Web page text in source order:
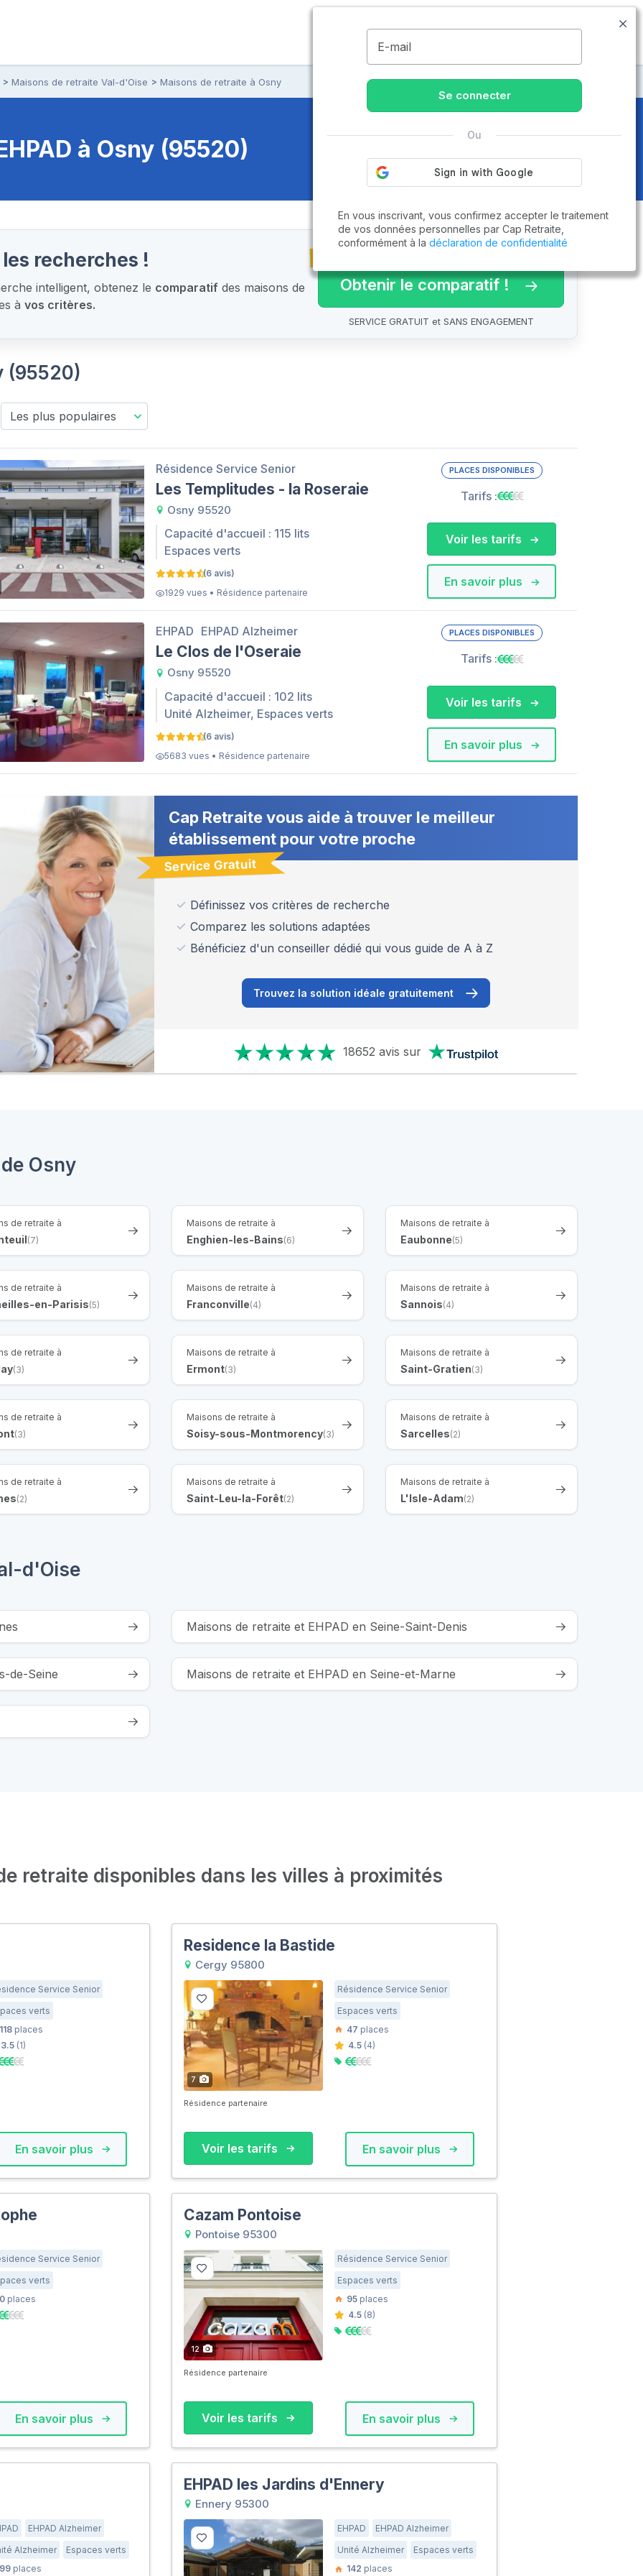
01.86.65.51.00
Maisons de retraite Val-d'Oise Maisons de retraite à Osny
à Osny (95520)
recherches !
intelligent, obtenez le comparatif des maisons de
àvos critères.
Obtenir le comparatif !
SERVICE GRATUIT et SANS ENGAGEMENT
(95520)
Résidence Service Senior
Les Templitudes - la Roseraie
Osny 95520
Capacité d'accueil : 115 lits
Espaces verts
(6 avis)
1929 vues • Résidence partenaire
PLACES DISPONIBLES
Tarifs :
En savoir plus
Voir les tarifs
EHPAD EHPAD Alzheimer
Le Clos de l'Oseraie
Osny 95520
Capacité d'accueil : 102 lits
Unité Alzheimer, Espaces verts
(6 avis)
5683 vues • Résidence partenaire
PLACES DISPONIBLES
Tarifs :
En savoir plus
Voir les tarifs
Cap Retraite vous aide à trouver le meilleur
établissement pour votre proche
Service Gratuit
Définissez vos critères de recherche
Comparez les solutions adaptées
Bénéficiez d'un conseiller dédié qui vous guide de A à Z
Trouvez la solution idéale gratuitement
18652 avis sur
Osny
de retraite à
(7)
Maisons de retraite à
Enghien-les-Bains(6)
Maisons de retraite à
Eaubonne(5)
de retraite à
en-Parisis(5)
Maisons de retraite à
Franconville(4)
Maisons de retraite à
Sannois(4)
de retraite à
(3)
Maisons de retraite à
Ermont(3)
Maisons de retraite à
Saint-Gratien(3)
de retraite à
(3)
Maisons de retraite à
Soisy-sous-Montmorency(3)
Maisons de retraite à
Sarcelles(2)
de retraite à
(2)
Maisons de retraite à
Saint-Leu-la-Forêt(2)
Maisons de retraite à
L'Isle-Adam(2)
d'Oise
Maisons de retraite et EHPAD en Seine-Saint-Denis
de-Seine Maisons de retraite et EHPAD en Seine-et-Marne
retraite disponibles dans les villes à proximités
Service Senior
verts
places
3.5(1)
En savoir plus
Residence la Bastide
Cergy 95800
7
Résidence Service Senior
Espaces verts
47 places
4.5 (4)
Résidence partenaire
Voir les tarifs En savoir plus
Service Senior
verts
places
En savoir plus
Cazam Pontoise
Pontoise 95300
12
Résidence Service Senior
Espaces verts
95 places
4.5 (8)
Résidence partenaire
Voir les tarifs En savoir plus
EHPAD Alzheimer
Alzheimer
Espaces verts
places
EHPAD les Jardins d'Ennery
Ennery 95300
EHPAD
EHPAD Alzheimer
Unité Alzheimer
Espaces verts
142 places
E-mail
Se connecter
Ou
En vous inscrivant, vous confirmez accepter le traitement
de vos données personnelles par Cap Retraite,
conformément à la déclaration de confidentialité